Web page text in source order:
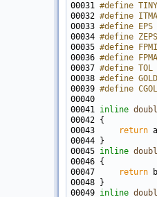
00031 #define
00032 #define
00033 #define
00034 #define
00035 #define
00036 #define
00037 #define
00038 #define
00039 #define
00040
00041 inline
00043
return
00045 inline
00047
return
00049 inline